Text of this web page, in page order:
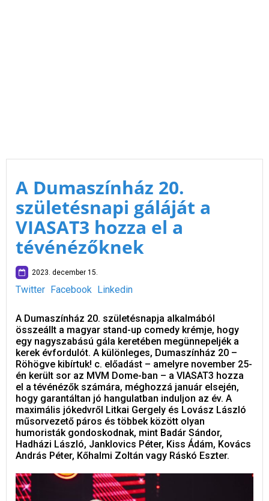
A Dumaszínház 20.
születésnapi gáláját a
VIASAT3 hozza el a
tévénézőknek
2023. december 15.
Twitter Facebook Linkedin
A Dumaszínház 20. születésnapja alkalmából
összeállt a magyar stand-up comedy krémje, hogy
egy nagyszabású gála keretében megünnepeljék a
kerek évfordulót. A különleges, Dumaszínház 20 –
Röhögve kibírtuk! c. előadást – amelyre november 25-
én került sor az MVM Dome-ban – a VIASAT3 hozza
el a tévénézők számára, méghozzá január elsején,
hogy garantáltan jó hangulatban induljon az év. A
maximális jókedvről Litkai Gergely és Lovász László
műsorvezető páros és többek között olyan
humoristák gondoskodnak, mint Badár Sándor,
Hadházi László, Janklovics Péter, Kiss Ádám, Kovács
András Péter, Kőhalmi Zoltán vagy Ráskó Eszter.